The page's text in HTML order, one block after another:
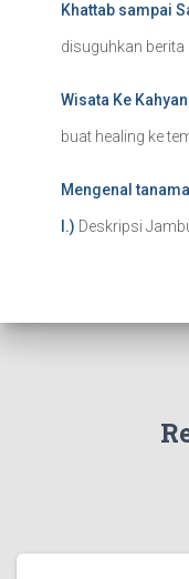
Khattab sampai
disuguhkan berita
Wisata Ke
buat healing ke
Mengenal
l.) Deskripsi